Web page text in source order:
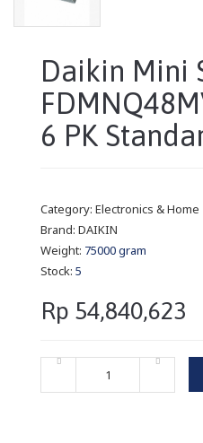
Daikin Mini
6 PK
Category: Electronics & Home
Brand: DAIKIN
Weight: 75000 gram
Stock: 5
Rp 54,840,623